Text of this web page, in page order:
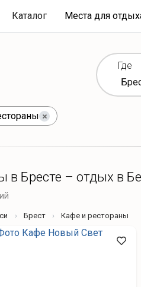
Каталог Места для
Где
в Бресте – отдых в
Брест Кафе и рестораны